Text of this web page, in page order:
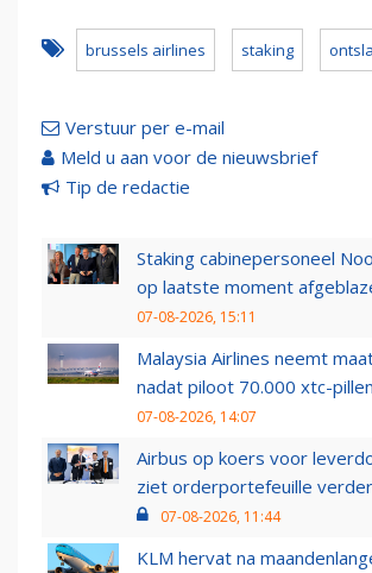
brussels airlines staking
Verstuur per e-mail
Meld u aan voor de nieuwsbrief
Tip de redactie
Staking cabinepersoneel
op laatste moment
07-08-2026, 15:11
Malaysia Airlines neemt
nadat piloot 70.000 xtc-
07-08-2026, 14:07
Airbus op koers voor
ziet orderportefeuille
07-08-2026, 11:44
KLM hervat na